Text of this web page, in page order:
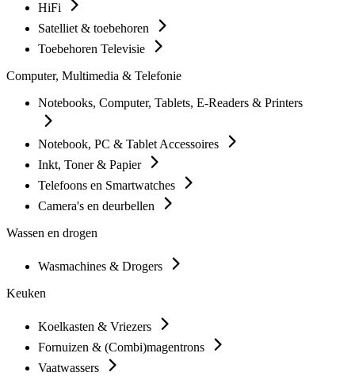
HiFi
Satelliet & toebehoren
Toebehoren Televisie
Computer, Multimedia & Telefonie
Notebooks, Computer, Tablets, E-Readers & Printers
Notebook, PC & Tablet Accessoires
Inkt, Toner & Papier
Telefoons en Smartwatches
Camera's en deurbellen
Wassen en drogen
Wasmachines & Drogers
Keuken
Koelkasten & Vriezers
Fornuizen & (Combi)magentrons
Vaatwassers